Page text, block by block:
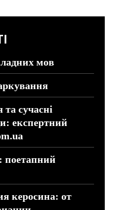
мов
сучасні
експертний
поетапний
керосина: от